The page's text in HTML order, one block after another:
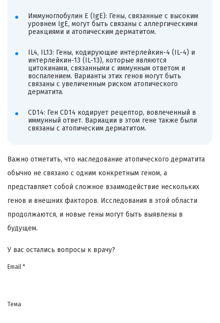
Иммуноглобулин Е (IgE): Гены, связанные с высоким
уровнем IgE, могут быть связаны с аллергическими
реакциями и атопическим дерматитом.
IL4, IL13: Гены, кодирующие интерлейкин-4 (IL-4) и
интерлейкин-13 (IL-13), которые являются
цитокинами, связанными с иммунным ответом и
воспалением. Варианты этих генов могут быть
связаны с увеличенным риском атопического
дерматита.
CD14: Ген CD14 кодирует рецептор, вовлеченный в
иммунный ответ. Вариации в этом гене также были
связаны с атопическим дерматитом.
Важно отметить, что наследование атопического дерматита
обычно не связано с одним конкретным геном, а
представляет собой сложное взаимодействие нескольких
генов и внешних факторов. Исследования в этой области
продолжаются, и новые гены могут быть выявлены в
будущем.
У вас остались вопросы к врачу?
Email *
Тема